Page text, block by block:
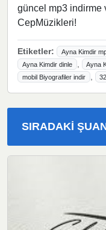
güncel mp3 indirme
CepMüzikleri!
Etiketler: Ayna Kimdir
Ayna Kimdir dinle , Ayna
mobil Biyografiler indir ,
SIRADAKI